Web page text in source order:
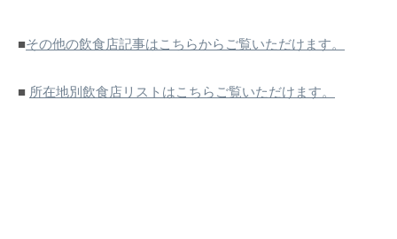
■その他の飲食店記事はこちらからご覧いただけます。
■ 所在地別飲食店リストはこちらご覧いただけます。